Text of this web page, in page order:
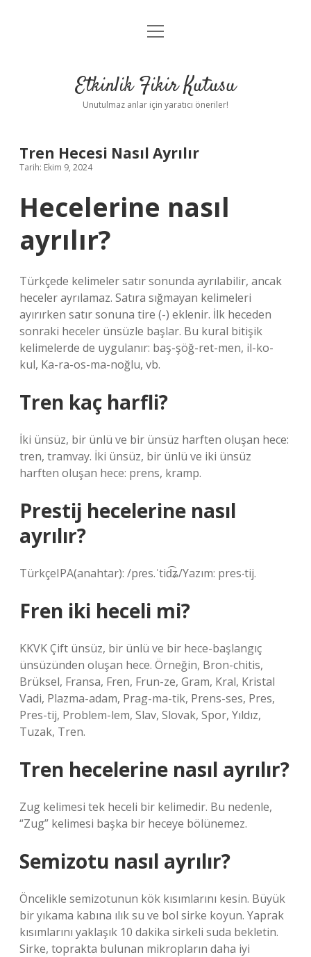
Anasayfa
Yasal Uyarı
menüyü
Etkinlik Fikir Kutusu
Unutulmaz anlar için yaratıcı öneriler!
Tren Hecesi Nasıl Ayrılır
Tarih: Ekim 9, 2024
Hecelerine nasıl
ayrılır?
Türkçede kelimeler satır sonunda ayrılabilir, ancak
heceler ayrılamaz. Satıra sığmayan kelimeleri
ayırırken satır sonuna tire (-) eklenir. İlk heceden
sonraki heceler ünsüzle başlar. Bu kural bitişik
kelimelerde de uygulanır: baş-şöğ-ret-men, il-ko-
kul, Ka-ra-os-ma-noğlu, vb.
Tren kaç harfli?
İki ünsüz, bir ünlü ve bir ünsüz harften oluşan hece:
tren, tramvay. İki ünsüz, bir ünlü ve iki ünsüz
harften oluşan hece: prens, kramp.
Prestij hecelerine nasıl
ayrılır?
TürkçeIPA(anahtar): /pɾes.ˈtid͡ʑ/Yazım: pres‧tij.
Fren iki heceli mi?
KKVK Çift ünsüz, bir ünlü ve bir hece-başlangıç ​​
ünsüzünden oluşan hece. Örneğin, Bron-chitis,
Brüksel, Fransa, Fren, Frun-ze, Gram, Kral, Kristal
Vadi, Plazma-adam, Prag-ma-tik, Prens-ses, Pres,
Pres-tij, Problem-lem, Slav, Slovak, Spor, Yıldız,
Tuzak, Tren.
Tren hecelerine nasıl ayrılır?
Zug kelimesi tek heceli bir kelimedir. Bu nedenle,
“Zug” kelimesi başka bir heceye bölünemez.
Semizotu nasıl ayrılır?
Öncelikle semizotunun kök kısımlarını kesin. Büyük
bir yıkama kabına ılık su ve bol sirke koyun. Yaprak
kısımlarını yaklaşık 10 dakika sirkeli suda bekletin.
Sirke, toprakta bulunan mikropların daha iyi